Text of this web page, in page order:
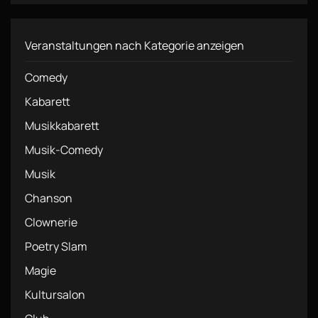
Veranstaltungen nach Kategorie anzeigen
Comedy
Kabarett
Musikkabarett
Musik-Comedy
Musik
Chanson
Clownerie
Poetry Slam
Magie
Kultursalon